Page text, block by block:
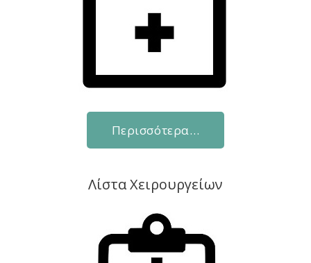
Περισσότερα…
Λίστα Χειρουργείων